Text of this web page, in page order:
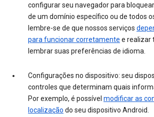
configurar seu navegador para
de um domínio específico ou de todos
lembre-se de que nossos serviços
para funcionar corretamente e realizar
lembrar suas preferências de idioma.
Configurações no dispositivo: seu
controles que determinam quais
Por exemplo, é possível modificar as
localização do seu dispositivo Android.